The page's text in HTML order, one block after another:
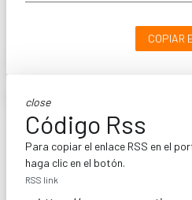
COPIAR
close
Código Rss
Para copiar el enlace RSS en el
haga clic en el botón.
RSS link